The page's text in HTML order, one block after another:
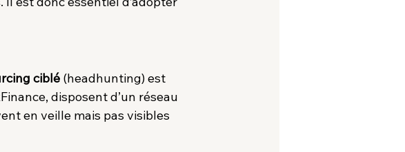
ciblé (headhunting) est
disposent d’un réseau
en veille mais pas visibles